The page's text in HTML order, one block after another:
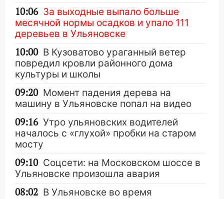
10:06 За выходные выпало больше
месячной нормы осадков и упало 111
деревьев в Ульяновске
10:00 В Кузоватово ураганный ветер
повредил кровли районного дома
культуры и школы
09:20 Момент падения дерева на
машину в Ульяновске попал на видео
09:16 Утро ульяновских водителей
началось с «глухой» пробки на старом
мосту
09:10 Соцсети: на Московском шоссе в
Ульяновске произошла авария
08:02 В Ульяновске во время